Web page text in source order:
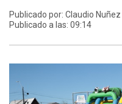
Publicado por: Claudio Nuñez |
Publicado a las: 09:14